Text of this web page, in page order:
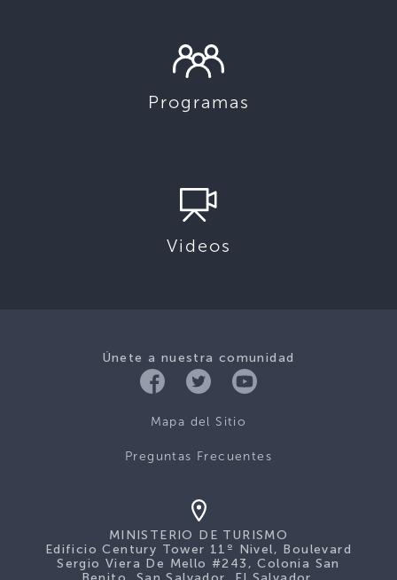
Programas
Videos
Únete a nuestra comunidad
Mapa del Sitio
Preguntas Frecuentes
MINISTERIO DE TURISMO
Edificio Century Tower 11º Nivel, Boulevard
Sergio Viera De Mello #243, Colonia San